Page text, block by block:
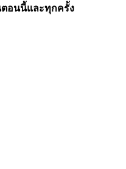
ตอนนี้และทุกครั้ง